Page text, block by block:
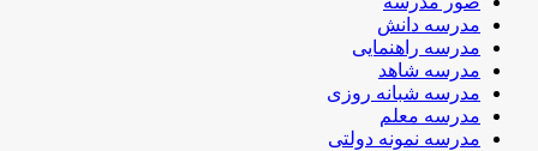
مدرسه دانش
مدرسه راهنمایی
مدرسه شاهد
مدرسه شبانه روزی
مدرسه معلم
مدرسه نمونه دولتی